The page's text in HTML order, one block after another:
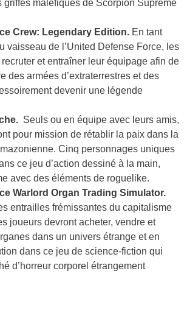
griffes maléfiques de Scorpion Suprême
Crew: Legendary Edition. En tant
vaisseau de l’United Defense Force, les
et entraîner leur équipage afin de
des armées d’extraterrestres et des
devenir une légende
Seuls ou en équipe avec leurs amis,
pour mission de rétablir la paix dans la
Cinq personnages uniques
ce jeu d’action dessiné à la main,
avec des éléments de roguelike.
Warlord Organ Trading Simulator.
entrailles frémissantes du capitalisme
joueurs devront acheter, vendre et
dans un univers étrange et en
dans ce jeu de science-fiction qui
d’horreur corporel étrangement